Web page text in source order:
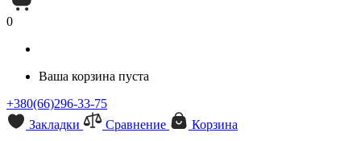
0
Ваша корзина пуста
+380(66)296-33-75
Закладки
Сравнение
Корзина